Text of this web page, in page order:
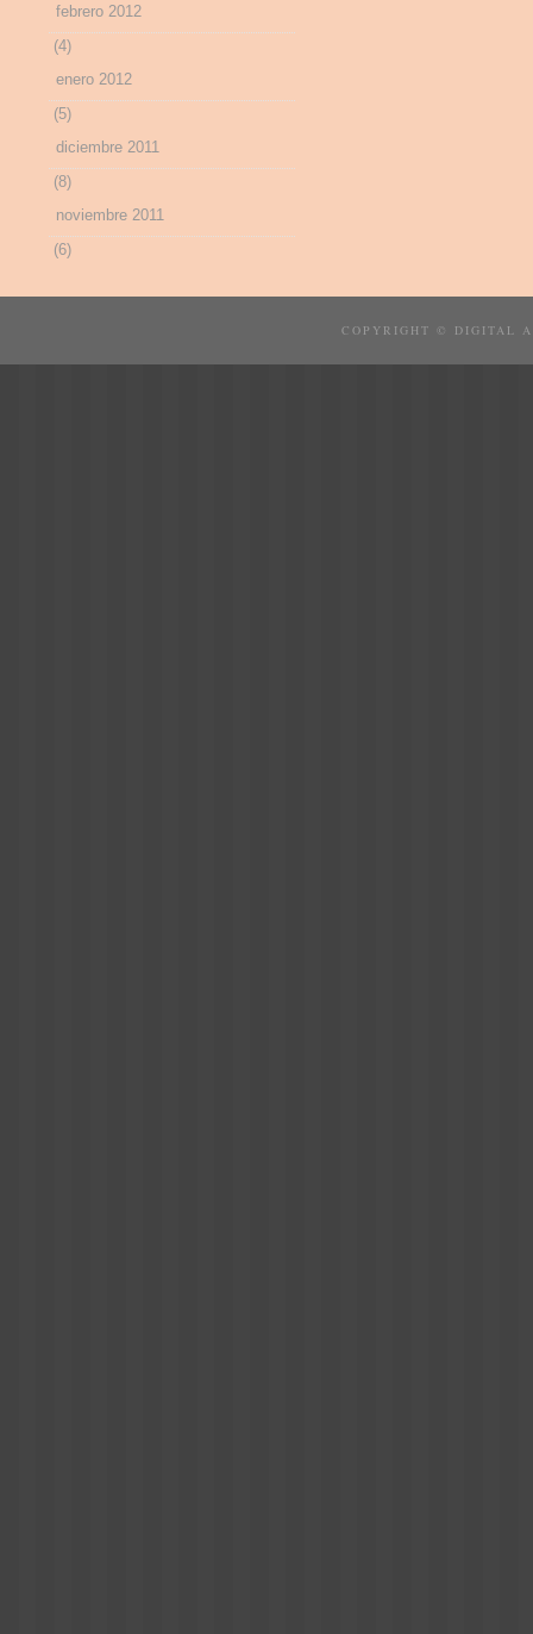
febrero 2012
(4)
enero 2012
(5)
diciembre 2011
(8)
noviembre 2011
(6)
COPYRIGHT © DIGITAL